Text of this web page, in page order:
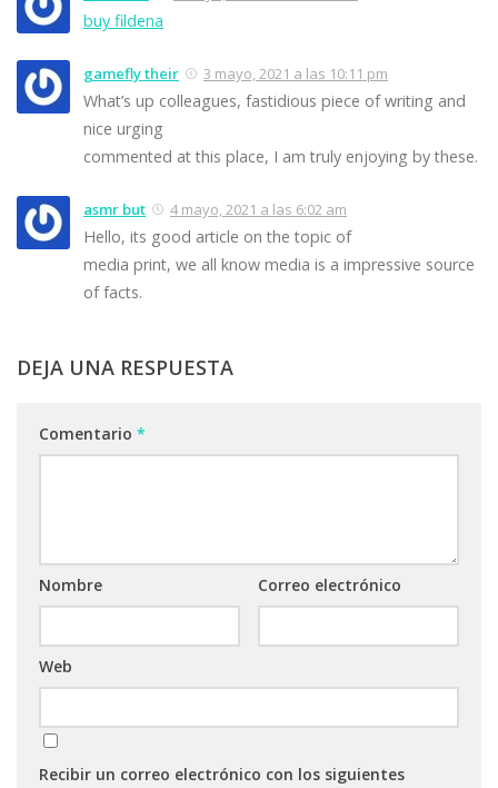
buy fildena
gamefly their 3 mayo, 2021 a las 10:11 pm
What’s up colleagues, fastidious piece of writing and
nice urging
commented at this place, I am truly enjoying by these.
asmr but 4 mayo, 2021 a las 6:02 am
Hello, its good article on the topic of
media print, we all know media is a impressive source
of facts.
DEJA UNA RESPUESTA
Comentario *
Nombre Correo electrónico
Web
Recibir un correo electrónico con los siguientes